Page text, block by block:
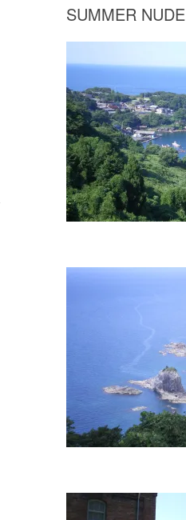
SUMMER NUDE